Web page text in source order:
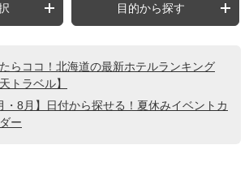
目的から探す
らココ！北海道の最新ホテルランキング
天トラベル】
・8月】日付から探せる！夏休みイベントカ
ー